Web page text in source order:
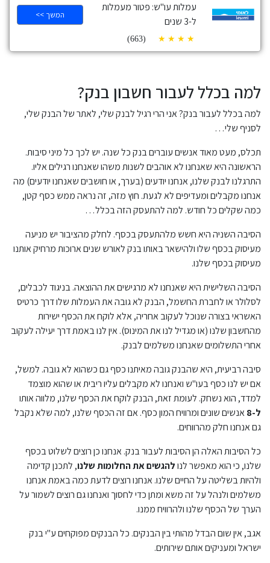
עמלות עו"ש: פטור מעמלות
ל-3 שנים
(663)
המשך >>
למה בכלל לעבור חשבון בנק?
למה בכלל לעבור בנק? אני הרי רגיל לבנק שלי, לאתר של הבנק שלי,
לסניף שלי…
תכלס, מעט מאוד אנשים עוברים בנק כל שנה. יש לכך כל מיני סיבות.
הראשונה היא שאנחנו לא אוהבים לשנות משהו שאנחנו רגילים אליו.
התרגלנו לבנק שלנו, אנחנו יודעים (בערך, או חושבים שאנחנו יודעים) מה
אנחנו מקבלים ומעדיפים לא לגעת. חוץ מזה, זה נראה ממש כסף קטן,
כמה שקלים כל חודש. למה להתעסק הזה בכלל…
הסיבה השניה היא חשש מלהתעסק בכסף. לחלק מהציבור יש מניעה
מעיסוק בכסף שלו ולהישאר באותו בנק לאורש שנים ארוכות מרחיק אותנו
מעיסוק בכסף שלנו.
הסיבה השלישית היא שאנחנו לא מרגישים את ההוצאה. בניגוד לכבלים,
לסלולר או לחברת החשמל, הבנק לא גובה את העמלות שלו דרך כרטיס
האשראי בצורה שנוכל לעקוב אחריה, אלא לוקח את הכסף ישירות
מהחשבון שלנו (או מגדיל לנו את המינוס). אין לנו באמת דרך יעילה לעקוב
אחרי התשלומים שאנחנו משלמים לבנק.
סיבה רביעית, היא שהבנק גובה מאיתנו כסף גם כשהוא לא גובה. למשל,
אם יש לנו כסף בעו"ש ואנחנו לא מקבלים עליו ריבית או שהוא מוצמד
למדד, הוא נשחק. לעומת זאת, הבנק לוקח את הכסף שלנו, מלווה אותו
ל-8
אנשים שונים ומרוויח המון כסף. אם זה הכסף שלנו, למה שלא נקבל
גם אנחנו חלק מהרווחים.
כל הסיבות האלה הן הסיבות לעבור בנק. אנחנו כן רוצים לשלוט בכסף
שלנו, כי הוא מאפשר לנולהגשים את החלומות שלנו, לתכנן קדימה
ולהיות בשליטה על החיים שלנו. אנחנו רוצים לדעת כמה באמת אנחנו
משלמים ולנהל על זה משא ומתן כדי לחסוך ואנחנו גם רוצים לשמור על
הערך של הכסף שלנו ולהרוויח ממנו.
אגב, אין שום הבדל מהותי בין הבנקים. כל הבנקים מפוקחים ע"י בנק
ישראל ומעניקים אותם שירותים.